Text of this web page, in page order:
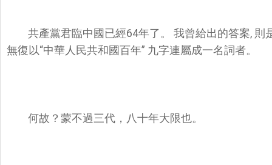
共產黨君臨中國已經64年了。 我曾給出的答案,
無復以“中華人民共和國百年” 九字連屬成一名詞者。
何故？蒙不過三代，八十年大限也。